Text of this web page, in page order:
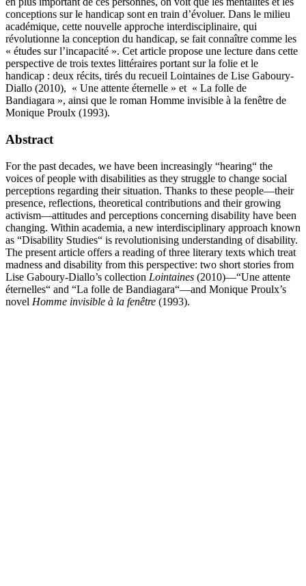
conceptions sur le handicap sont en train d’évoluer. Dans le milieu
académique, cette nouvelle approche interdisciplinaire, qui
révolutionne la conception du handicap, se fait connaître comme les
« études sur l’incapacité ». Cet article propose une lecture dans cette
perspective de trois textes littéraires portant sur la folie et le
handicap : deux récits, tirés du recueil Lointaines de Lise Gaboury-
Diallo (2010), « Une attente éternelle » et « La folle de
Bandiagara », ainsi que le roman Homme invisible à la fenêtre de
Monique Proulx (1993).
Abstract
For the past decades, we have been increasingly “hearing“ the
voices of people with disabilities as they struggle to change social
perceptions regarding their situation. Thanks to these people—their
presence, reflections, theoretical contributions and their growing
activism—attitudes and perceptions concerning disability have been
changing. Within academia, a new interdisciplinary approach known
as “Disability Studies“ is revolutionising understanding of disability.
The present article offers a reading of three literary texts which treat
madness and disability from this perspective: two short stories from
Lise Gaboury-Diallo’s collection Lointaines (2010)—“Une attente
éternelles“ and “La folle de Bandiagara“—and Monique Proulx’s
novel Homme invisible à la fenêtre (1993).